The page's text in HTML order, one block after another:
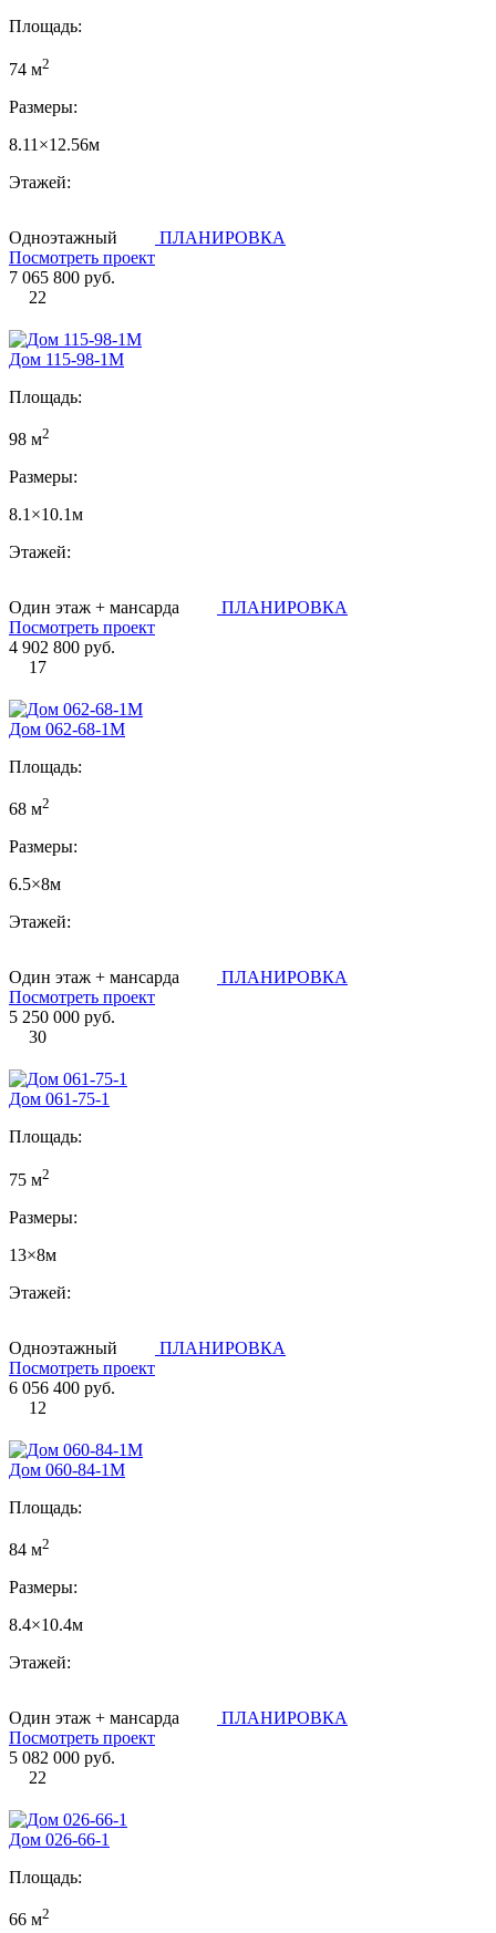
Площадь:
74 м2
Размеры:
8.11×12.56м
Этажей:
Одноэтажный
ПЛАНИРОВКА
Посмотреть проект
7 065 800 руб.
22
Дом 115-98-1М
Площадь:
98 м2
Размеры:
8.1×10.1м
Этажей:
Один этаж + мансарда
ПЛАНИРОВКА
Посмотреть проект
4 902 800 руб.
17
Дом 062-68-1М
Площадь:
68 м2
Размеры:
6.5×8м
Этажей:
Один этаж + мансарда
ПЛАНИРОВКА
Посмотреть проект
5 250 000 руб.
30
Дом 061-75-1
Площадь:
75 м2
Размеры:
13×8м
Этажей:
Одноэтажный
ПЛАНИРОВКА
Посмотреть проект
6 056 400 руб.
12
Дом 060-84-1М
Площадь:
84 м2
Размеры:
8.4×10.4м
Этажей:
Один этаж + мансарда
ПЛАНИРОВКА
Посмотреть проект
5 082 000 руб.
22
Дом 026-66-1
Площадь:
66 м2